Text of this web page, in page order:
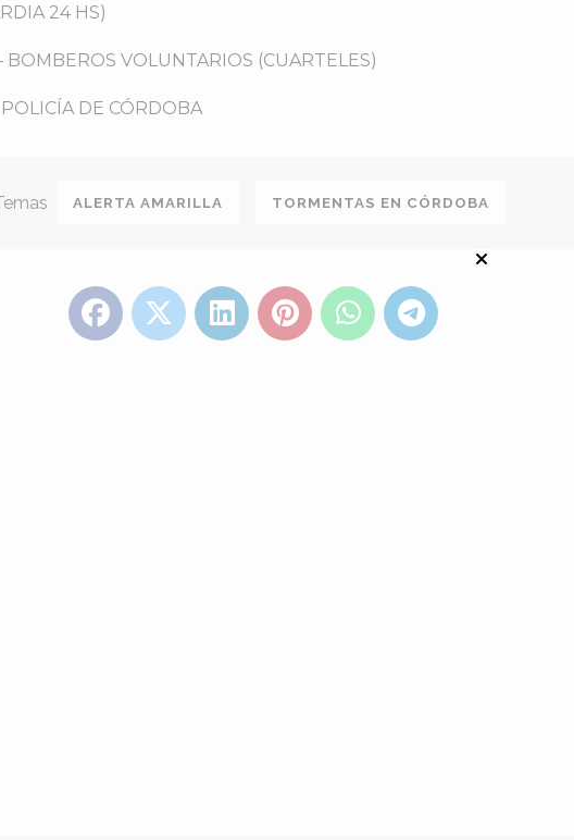
24 HS)
BOMBEROS VOLUNTARIOS (CUARTELES)
POLICÍA DE CÓRDOBA
ALERTA AMARILLA TORMENTAS EN CÓRDOBA